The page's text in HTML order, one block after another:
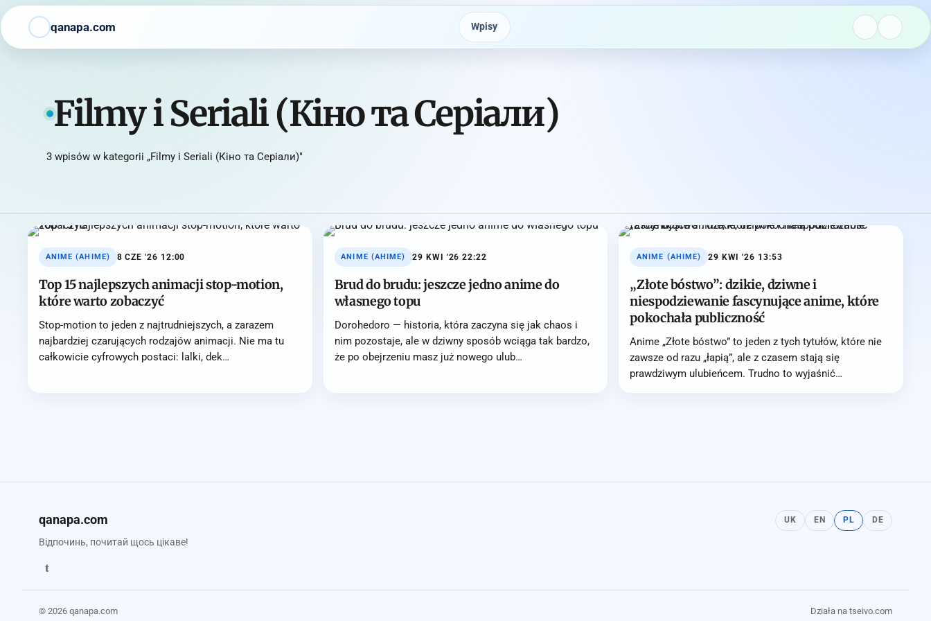
qanapa.com Wpisy
Filmy i Seriali (Кіно та Серіали)
3 wpisów w kategorii „Filmy i Seriali (Кіно та Серіали)"
ANIME (АНІМЕ) 8 CZE '26 12:00
Top 15 najlepszych animacji stop-motion,
które warto zobaczyć
Stop-motion to jeden z najtrudniejszych, a zarazem
najbardziej czarujących rodzajów animacji. Nie ma tu
całkowicie cyfrowych postaci: lalki, dek…
ANIME (АНІМЕ) 29 KWI '26 22:22
Brud do brudu: jeszcze jedno anime do
własnego topu
Dorohedoro — historia, która zaczyna się jak chaos i
nim pozostaje, ale w dziwny sposób wciąga tak bardzo,
że po obejrzeniu masz już nowego ulub…
ANIME (АНІМЕ) 29 KWI '26 13:53
„Złote bóstwo”: dzikie, dziwne i
niespodziewanie fascynujące anime, które
pokochała publiczność
Anime „Złote bóstwo” to jeden z tych tytułów, które nie
zawsze od razu „łapią”, ale z czasem stają się
prawdziwym ulubieńcem. Trudno to wyjaśnić…
qanapa.com
Відпочинь, почитай щось цікаве!
t
UK EN PL DE
© 2026 qanapa.com Działa na tseivo.com